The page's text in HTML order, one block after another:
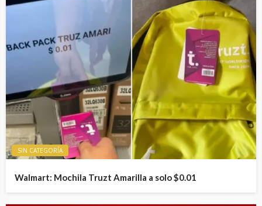
SIN CATEGORÍA
Walmart: Mochila Truzt Amarilla a solo $0.01